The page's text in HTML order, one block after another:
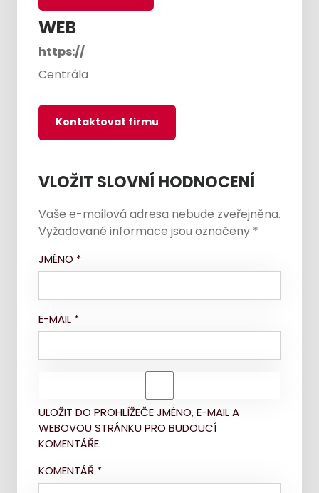
WEB
https://
Centrála
Kontaktovat firmu
VLOŽIT SLOVNÍ HODNOCENÍ
Vaše e-mailová adresa nebude zveřejněna.
Vyžadované informace jsou označeny *
JMÉNO *
E-MAIL *
ULOŽIT DO PROHLÍŽEČE JMÉNO, E-MAIL A
WEBOVOU STRÁNKU PRO BUDOUCÍ
KOMENTÁŘE.
KOMENTÁŘ *